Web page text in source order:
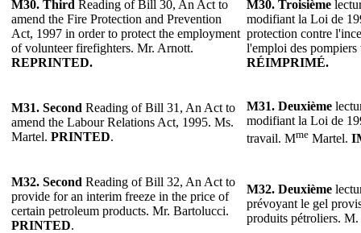
M30. Third Reading of Bill 30, An Act to
amend the Fire Protection and Prevention
Act, 1997 in order to protect the employment
of volunteer firefighters. Mr. Arnott.
REPRINTED.
M30. Troisième
modifiant la Loi de
protection contre
l'emploi des
RÉIMPRIMÉ.
M31. Second Reading of Bill 31, An Act to
amend the Labour Relations Act, 1995. Ms.
Martel. PRINTED.
M31. Deuxième
modifiant la Loi de
travail. Mme Martel.
M32. Second Reading of Bill 32, An Act to
provide for an interim freeze in the price of
certain petroleum products. Mr. Bartolucci.
PRINTED.
M32. Deuxième
prévoyant le gel
produits pétroliers.